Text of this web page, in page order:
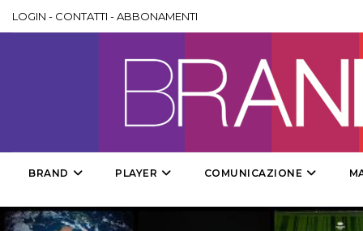
LOGIN - CONTATTI -ABBONAMENTI
BRAND PLAYER COMUNICAZIONE